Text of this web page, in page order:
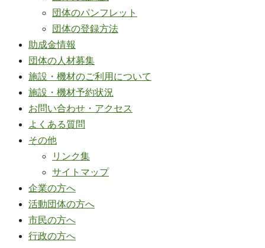
団体のパンフレット
団体の登録方法
助成金情報
団体の人材募集
施設・機材のご利用について
施設・機材予約状況
お問い合わせ・アクセス
よくある質問
その他
リンク集
サイトマップ
企業の方へ
活動団体の方へ
市民の方へ
行政の方へ